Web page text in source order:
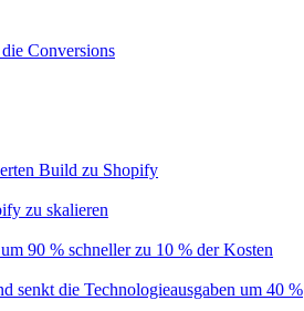
Conversions
Build zu Shopify
zu skalieren
90 % schneller zu 10 % der Kosten
senkt die Technologieausgaben um 40 %